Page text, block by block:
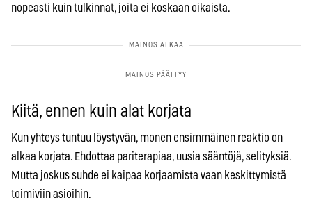
nopeasti kuin tulkinnat, joita ei koskaan oikaista.
Kiitä, ennen kuin alat korjata
Kun yhteys tuntuu löystyvän, monen ensimmäinen reaktio on
alkaa korjata. Ehdottaa pariterapiaa, uusia sääntöjä, selityksiä.
Mutta joskus suhde ei kaipaa korjaamista vaan keskittymistä
toimiviin asioihin.